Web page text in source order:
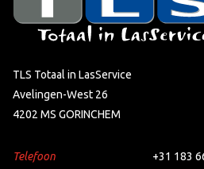
TLS Totaal in LasService
Avelingen-West 26
4202 MS GORINCHEM
Telefoon
+31 183